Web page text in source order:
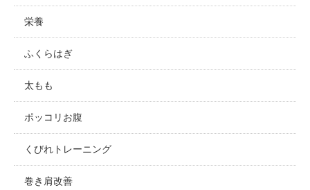
栄養
ふくらはぎ
太もも
ポッコリお腹
くびれトレーニング
巻き肩改善